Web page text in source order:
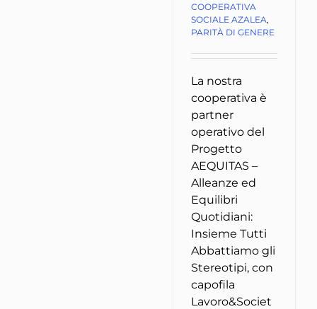
COOPERATIVA
SOCIALE AZALEA,
PARITÀ DI GENERE
La nostra
cooperativa è
partner
operativo del
Progetto
AEQUITAS –
Alleanze ed
Equilibri
Quotidiani:
Insieme Tutti
Abbattiamo gli
Stereotipi, con
capofila
Lavoro&Societ